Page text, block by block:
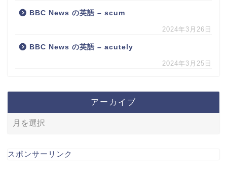
BBC News の英語 – scum
2024年3月26日
BBC News の英語 – acutely
2024年3月25日
アーカイブ
スポンサーリンク